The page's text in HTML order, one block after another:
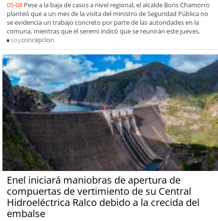
05-08 Pese a la baja de casos a nivel regional, el alcalde Boris Chamorro
planteó que a un mes de la visita del ministro de Seguridad Pública no
se evidencia un trabajo concreto por parte de las autoridades en la
comuna, mientras que el seremi indicó que se reunirán este jueves.
soyconcepcion
Enel iniciará maniobras de apertura de
compuertas de vertimiento de su Central
Hidroeléctrica Ralco debido a la crecida del
embalse